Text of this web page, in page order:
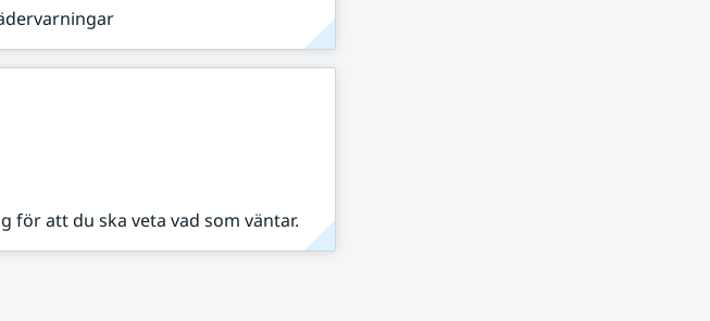
för att du ska veta vad som väntar.